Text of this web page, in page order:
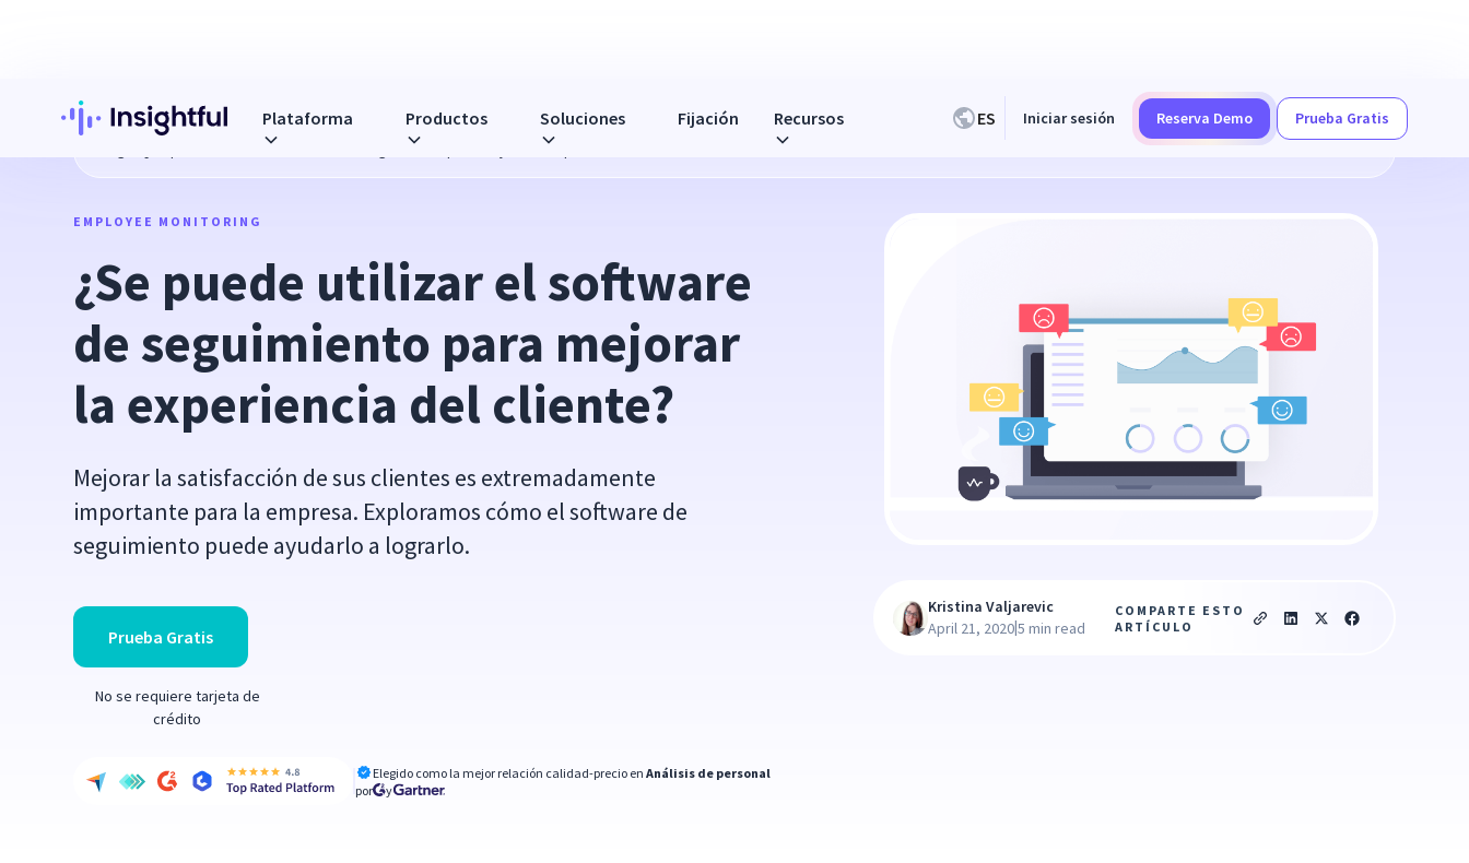
Plataforma Productos Soluciones Fijación Recursos ES Iniciar sesión Reserva Demo
Prueba Gratis
¿Se puede utilizar el software de seguimiento para mejorar la experiencia del cliente?
EMPLOYEE MONITORING
¿Se puede utilizar el software
de seguimiento para mejorar
la experiencia del cliente?
Mejorar la satisfacción de sus clientes es extremadamente
importante para la empresa. Exploramos cómo el software de
seguimiento puede ayudarlo a lograrlo.
Prueba Gratis
No se requiere tarjeta de
crédito
Elegido como la mejor relación calidad-precio enAnálisis de personal
por
y
Kristina Valjarevic
April 21, 2020|5 min read
COMPARTE ESTO
ARTÍCULO